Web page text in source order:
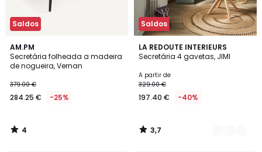
Saldos
AM.PM
Secretária folheada a madeira
de nogueira, Vernan
379.00 €
284.25 € -25%
4
/
5
4
/
Saldos
LA REDOUTE INTERIEURS
Secretária 4 gavetas, JIMI
A partir de
329.00 €
197.40 € -40%
3,7
/ 5
3
Cores
3,7
/